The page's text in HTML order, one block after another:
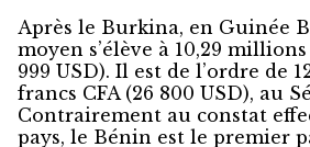
Après le Burkina, en Guinée
moyen s’élève à 10,29
999 USD). Il est de l’ordre de
francs CFA (26 800 USD), au
Contrairement au constat
pays, le Bénin est le premier